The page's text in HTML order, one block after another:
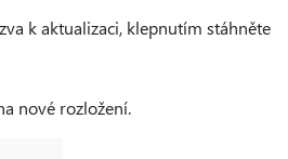
k aktualizaci, klepnutím stáhněte
nové rozložení.